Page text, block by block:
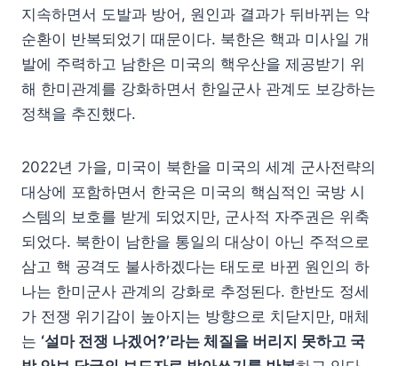
지속하면서 도발과 방어, 원인과 결과가 뒤바뀌는 악
순환이 반복되었기 때문이다. 북한은 핵과 미사일 개
발에 주력하고 남한은 미국의 핵우산을 제공받기 위
해 한미관계를 강화하면서 한일군사 관계도 보강하는
정책을 추진했다.
2022년 가을, 미국이 북한을 미국의 세계 군사전략의
대상에 포함하면서 한국은 미국의 핵심적인 국방 시
스템의 보호를 받게 되었지만, 군사적 자주권은 위축
되었다. 북한이 남한을 통일의 대상이 아닌 주적으로
삼고 핵 공격도 불사하겠다는 태도로 바뀐 원인의 하
나는 한미군사 관계의 강화로 추정된다. 한반도 정세
가 전쟁 위기감이 높아지는 방향으로 치닫지만, 매체
는 ‘설마 전쟁 나겠어?’라는 체질을 버리지 못하고 국